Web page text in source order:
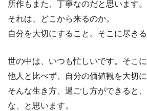
所作もまた、丁寧なのだと思います。
それは、どこから来るのか。
自分を大切にすること。そこに尽き
世の中は、いつも忙しいです。そこに
他人と比べず、自分の価値観を大切に
そんな生き方、過ごし方ができると
な、と思います。